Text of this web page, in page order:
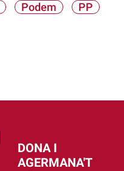
Podem PP
DONA I
AGERMANA'T